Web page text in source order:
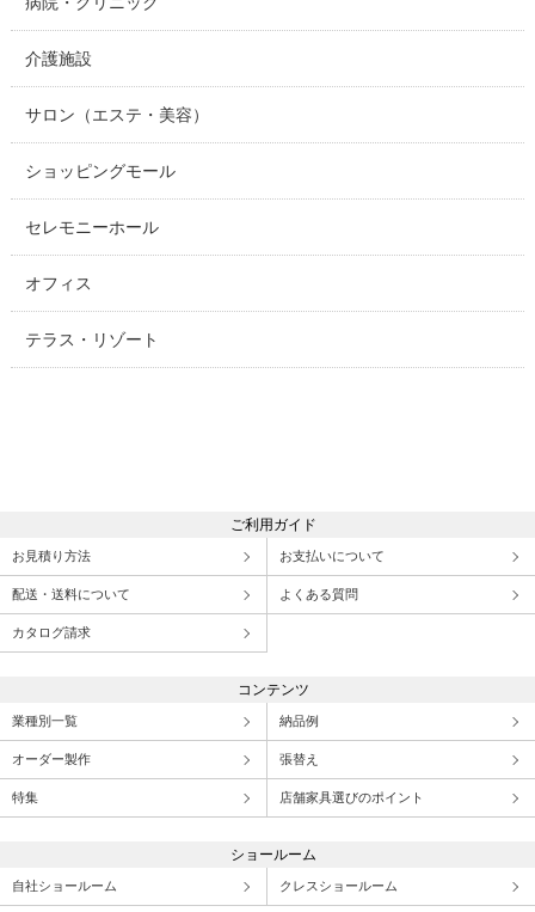
介護施設
サロン（エステ・美容）
ショッピングモール
セレモニーホール
オフィス
テラス・リゾート
ご利用ガイド
お見積り方法 お支払いについて
配送・送料について よくある質問
カタログ請求
コンテンツ
業種別一覧 納品例
オーダー製作 張替え
特集 店舗家具選びのポイント
ショールーム
自社ショールーム クレスショールーム